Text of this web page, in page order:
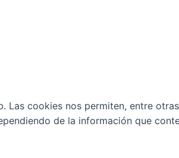
Las cookies nos permiten, entre
de la información que